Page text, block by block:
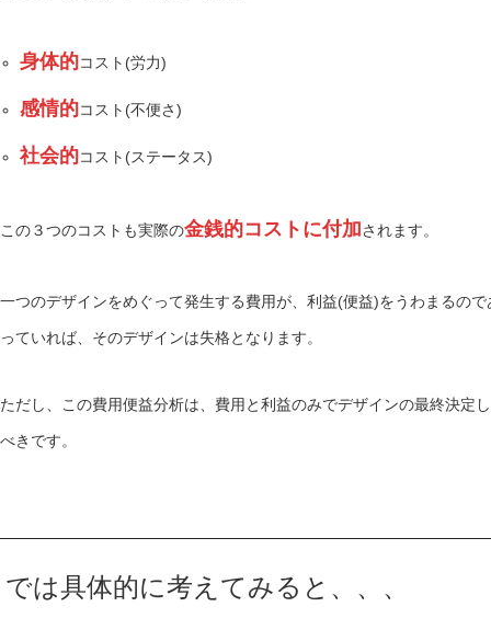
身体的コスト(労力)
感情的コスト(不便さ)
社会的コスト(ステータス)
この３つのコストも実際の金銭的コストに付加されます。
一つのデザインをめぐって発生する費用が、利益(便益)をうわまるの
っていれば、そのデザインは失格となります。
ただし、この費用便益分析は、費用と利益のみでデザインの最終決定
べきです。
では具体的に考えてみると、、、